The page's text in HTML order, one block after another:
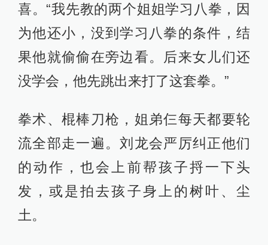
喜。“我先教的两个姐姐学习八拳，因
为他还小，没到学习八拳的条件，结
果他就偷偷在旁边看。后来女儿们还
没学会，他先跳出来打了这套拳。”
拳术、棍棒刀枪，姐弟仨每天都要轮
流全部走一遍。刘龙会严厉纠正他们
的动作，也会上前帮孩子捋一下头
发，或是拍去孩子身上的树叶、尘
土。